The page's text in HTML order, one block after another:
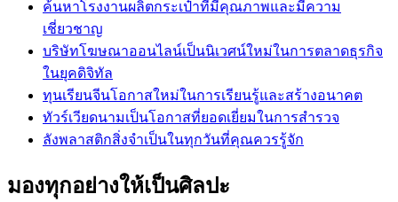
ค้นหาโรงงานผลิตกระเป๋าที่มีคุณภาพและมีความ
เชี่ยวชาญ
บริษัทโฆษณาออนไลน์เป็นนิเวศน์ใหม่ในการตลาดธุรกิจ
ในยุคดิจิทัล
ทุนเรียนจีนโอกาสใหม่ในการเรียนรู้และสร้างอนาคต
ทัวร์เวียดนามเป็นโอกาสที่ยอดเยี่ยมในการสำรวจ
ลังพลาสติกสิ่งจำเป็นในทุกวันที่คุณควรรู้จัก
มองทุกอย่างให้เป็นศิลปะ